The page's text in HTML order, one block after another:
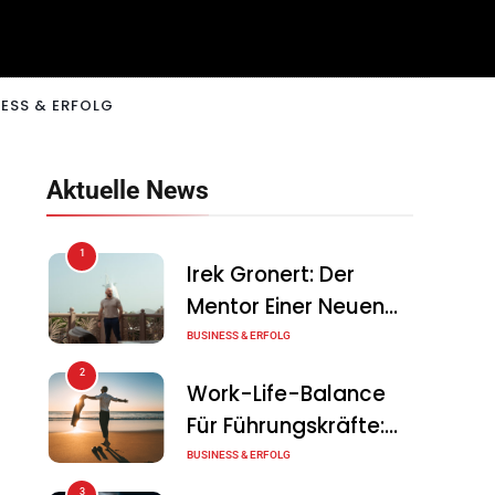
& ERFOLG
Aktuelle News
1
Irek Gronert: Der
Mentor Einer Neuen
Generation Von
BUSINESS & ERFOLG
2
Work-Life-Balance
Für Führungskräfte:
Illusion Oder Echte
BUSINESS & ERFOLG
3